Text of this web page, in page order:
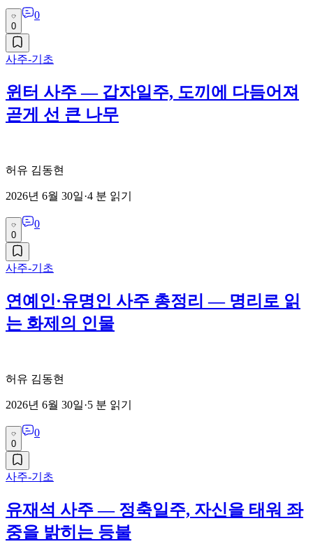
0
0
사주-기초
윈터 사주 — 갑자일주, 도끼에 다듬어져
곧게 선 큰 나무
허유 김동현
2026년 6월 30일·4 분 읽기
0
0
사주-기초
연예인·유명인 사주 총정리 — 명리로 읽
는 화제의 인물
허유 김동현
2026년 6월 30일·5 분 읽기
0
0
사주-기초
유재석 사주 — 정축일주, 자신을 태워 좌
중을 밝히는 등불